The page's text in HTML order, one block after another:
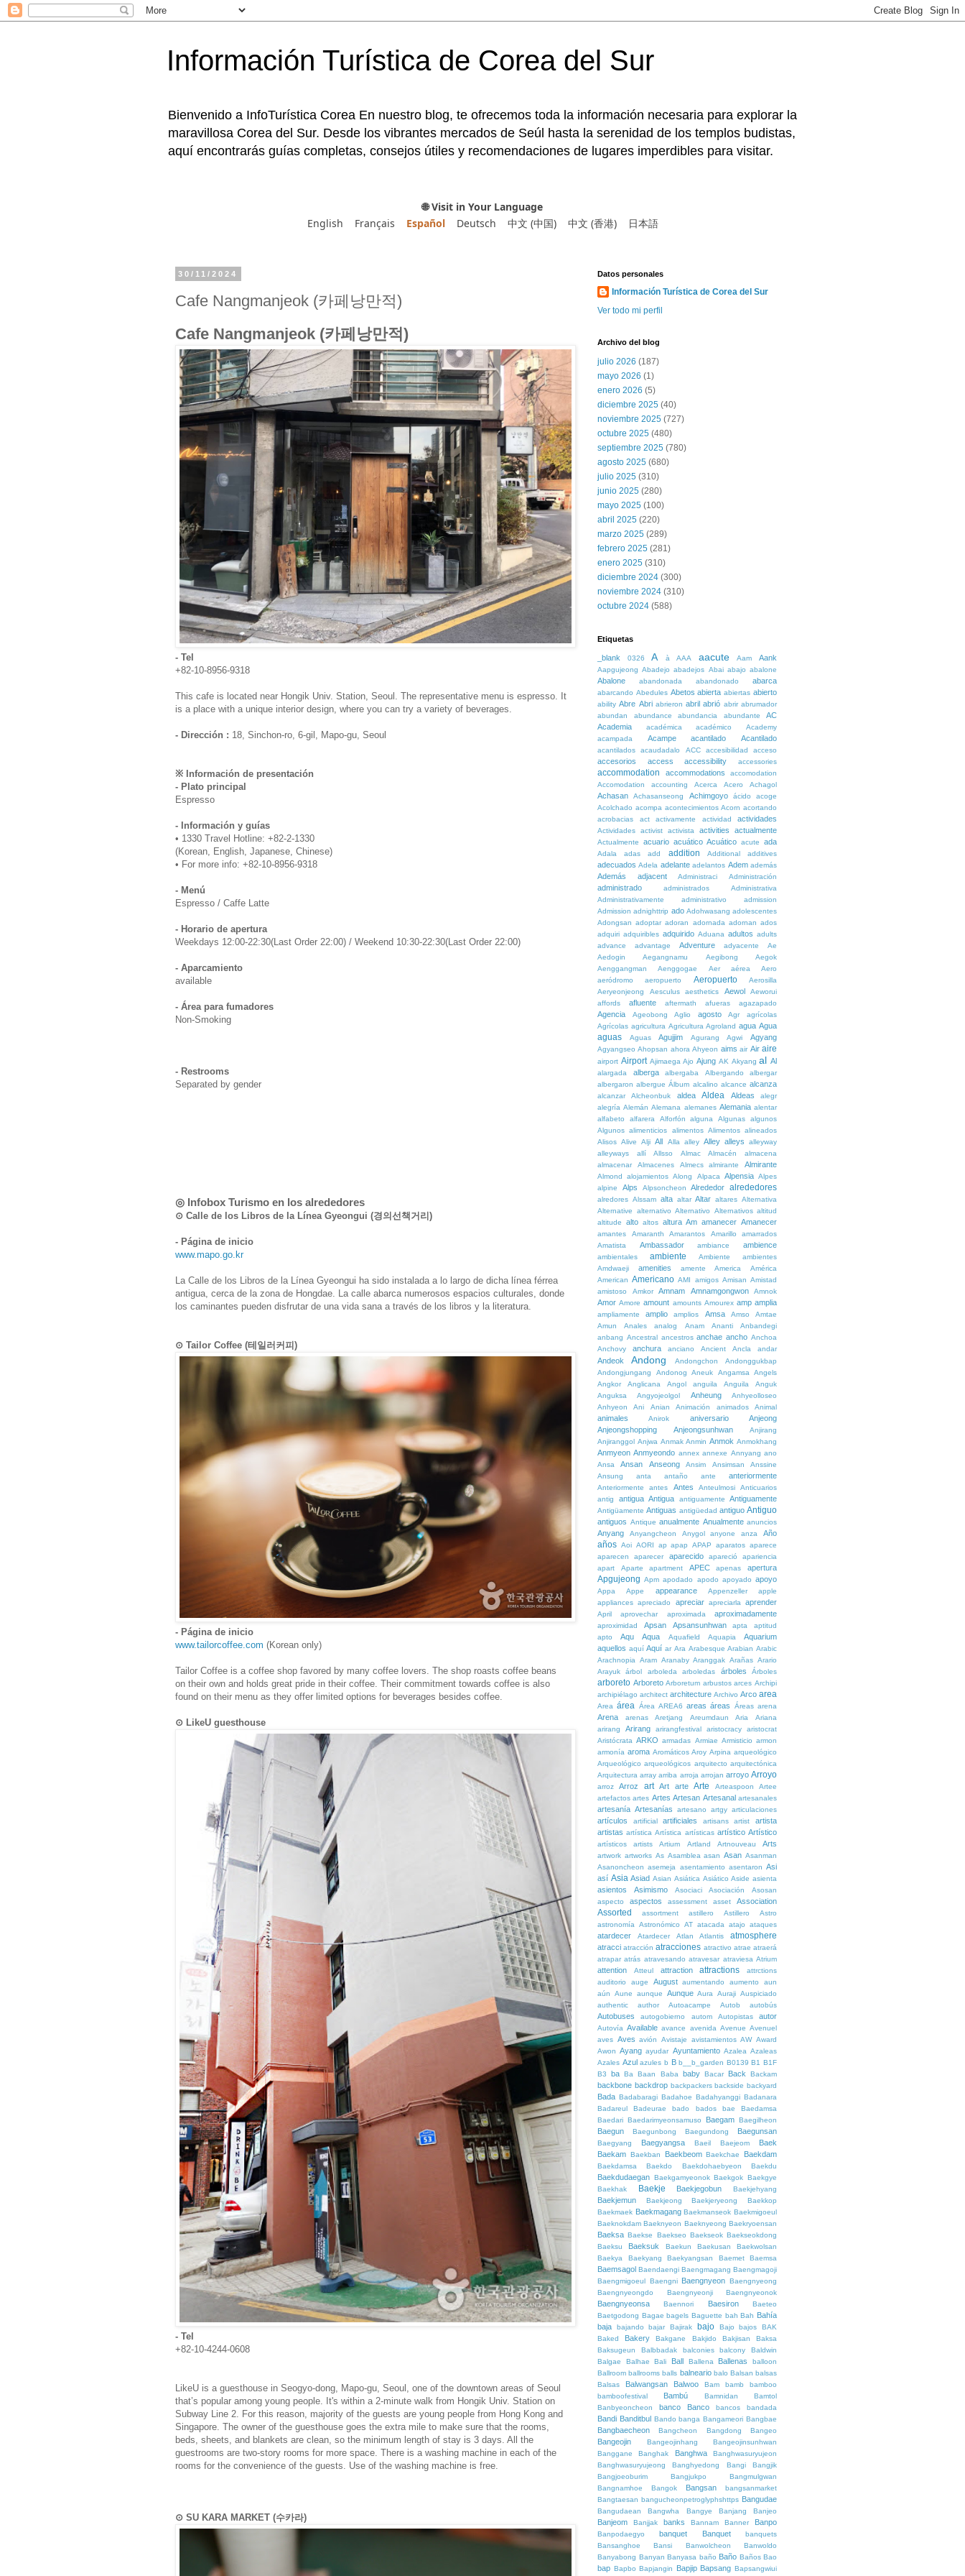
Información Turística de Corea del Sur
Bienvenido a InfoTurística Corea En nuestro blog, te ofrecemos toda la información necesaria para explorar la
maravillosa Corea del Sur. Desde los vibrantes mercados de Seúl hasta la serenidad de los templos budistas,
aquí encontrarás guías completas, consejos útiles y recomendaciones de lugares imperdibles para visitar.
🌐 Visit in Your Language
English
Français Español Deutsch 中文 (中国) 中文 (香港) 日本語
30/11/2024
Cafe Nangmanjeok (카페낭만적)
Cafe Nangmanjeok (카페낭만적)
- Tel
+82-10-8956-9318
This cafe is located near Hongik Univ. Station, Seoul. The representative menu is espresso. It
is a place with a unique interior design, where you can try a variety of beverages.
- Dirección : 18, Sinchon-ro, 6-gil, Mapo-gu, Seoul
※ Información de presentación
- Plato principal
Espresso
- Información y guías
• 1330 Travel Hotline: +82-2-1330
(Korean, English, Japanese, Chinese)
• For more info: +82-10-8956-9318
- Menú
Espresso / Caffe Latte
- Horario de apertura
Weekdays 12:00-22:30(Last Order 22:00) / Weekend 10:30-22:30(Last Order 22:00)
- Aparcamiento
available
- Área para fumadores
Non-Smoking
- Restrooms
Separated by gender
◎ Infobox Turismo en los alrededores
⊙ Calle de los Libros de la Línea Gyeongui (경의선책거리)
- Página de inicio
www.mapo.go.kr
La Calle de los Libros de la Línea Gyeongui ha sido instalada a lo largo de dicha línea férrea
antigua, cerca de la zona de Hongdae. La calle abarca numerosos espacios culturales, donde
los caminantes pueden disfrutar de una vida sana a través de los libros y la literatura.
⊙ Tailor Coffee (테일러커피)
- Página de inicio
www.tailorcoffee.com (Korean only)
Tailor Coffee is a coffee shop favored by many coffee lovers. The shop roasts coffee beans
on their own and holds great pride in their coffee. Their commitment towards coffee is also
found on their menu as they offer limited options for beverages besides coffee.
⊙ LikeU guesthouse
- Tel
+82-10-4244-0608
LikeU is a guesthouse in Seogyo-dong, Mapo-gu, Seoul, one of the downtown areas of Seoul
that’s popular among young people. It's within a 2-minute walk from Hongik Univ. Station on
Subway Line 2. For this reason, majority of the guests are young people from Hong Kong and
Singapore. The owner of the guesthouse goes the extra mile to make sure that the rooms,
beds, sheets, and blankets are clean, so the minimum length of stay is 3 days. All the
guestrooms are two-story rooms for more space. There is a washing machine in each of the
rooms for the convenience of the guests. Use of the washing machine is free.
⊙ SU KARA MARKET (수카라)
Datos personales
Información Turística de Corea del Sur
Ver todo mi perfil
Archivo del blog
julio 2026 (187)
mayo 2026 (1)
enero 2026 (5)
diciembre 2025 (40)
noviembre 2025 (727)
octubre 2025 (480)
septiembre 2025 (780)
agosto 2025 (680)
julio 2025 (310)
junio 2025 (280)
mayo 2025 (100)
abril 2025 (220)
marzo 2025 (289)
febrero 2025 (281)
enero 2025 (310)
diciembre 2024 (300)
noviembre 2024 (310)
octubre 2024 (588)
Etiquetas
_blank 0326 A à AAA aacute Aam Aank
Aapgujeong Abadejo abadejos Abai abajo abalone
Abalone abandonada abandonado abarca
abarcando Abedules Abetos abierta abiertas abierto
ability Abre Abri abrieron abril abrió abrir abrumador
abundan
abundance abundancia abundante
AC
Academia
académica académico
Academy
acampada
Acampe acantilado Acantilado
acantilados acaudadalo ACC accesibilidad acceso
accesorios access accessibility accessories
accommodation accommodations
accomodation
Accomodation
accounting Acerca Acero Achagol
Achasan Achasanseong Achimgoyo ácido
acoge
Acolchado acompa acontecimientos Acorn acortando
acrobacias
act activamente actividad actividades
Actividades activist activista activities actualmente
Actualmente acuario acuático Acuático acute ada
Adala adas add addition Additional additives
adecuados Adela adelante adelantos Adem además
Además adjacent Administraci Administración
administrado administrados
Administrativa
Administrativamente
administrativo
admission
Admission adnighttrip ado Adohwasang adolescentes
Adongsan adoptar adoran adornada adornan ados
adquiri adquiribles adquirido Aduana adultos adults
advance
advantage Adventure adyacente
Ae
Aedogin
Aegangnamu Aegibong
Aegok
Aenggangman
Aenggogae Aer aérea
Aero
aeródromo
aeropuerto Aeropuerto
Aerosilla
Aeryeonjeong
Aesculus aesthetics Aewol
Aeworui
affords
afluente aftermath afueras agazapado
Agencia Ageobong Aglio agosto Agr
agrícolas
Agrícolas agricultura Agricultura Agroland agua Agua
aguas Aguas Agujjim Agurang Agwi Agyang
Agyangseo Ahopsan ahora Ahyeon aims air Air aire
airport Airport Ajimaega Ajo Ajung AK Akyang al Al
alargada alberga albergaba Albergando
albergar
albergaron albergue Álbum alcalino alcance alcanza
alcanzar Alcheonbuk aldea Aldea Aldeas
alegr
alegría Alemán Alemana alemanes Alemania alentar
alfabeto
alfarera Alforfón alguna Algunas
algunos
Algunos alimenticios alimentos Alimentos alineados
Alisos Alive Alji All Alla alley Alley alleys
alleyway
alleyways
allí Allsso Almac Almacén
almacena
almacenar
Almacenes Almecs almirante Almirante
Almond alojamientos Along Alpaca Alpensia Alpes
alpine
Alps Alpsoncheon Alrededor alrededores
alredores Alssam alta altar Altar altares Alternativa
Alternative
alternativo Alternativo Alternativos altitud
altitude
alto altos altura Am amanecer Amanecer
amantes Amaranth Amarantos Amarillo
amarrados
Amatista
Ambassador ambiance ambience
ambientales ambiente Ambiente
ambientes
Amdwaeji
amenities amente America
América
American Americano AMI amigos Amisan Amistad
amistoso
Amkor Amnam Amnamgongwon Amnok
Amor Amore amount amounts Amourex amp amplia
ampliamente amplio amplios Amsa Amso
Amtae
Amun
Anales analog Anam Ananti
Anbandegi
anbang Ancestral ancestros anchae ancho Anchoa
Anchovy
anchura anciano Ancient Ancla andar
Andeok Andong Andongchon
Andonggukbap
Andongjungang
Andonog Aneuk Angamsa
Angels
Angkor
Anglicana Angol anguila Anguila
Anguk
Anguksa
Angyojeolgol Anheung
Anhyeolloseo
Anhyeon
Ani Anian Animación animados Animal
animales Anirok aniversario
Anjeong
Anjeongshopping
Anjeongsunhwan
Anjirang
Anjiranggol Anjwa Anmak Anmin Anmok Anmokhang
Anmyeon Anmyeondo annex annexe Annyang ano
Ansa
Ansan Anseong Ansim Ansimsan
Anssine
Ansung
anta antaño ante anteriormente
Anteriormente antes Antes Anteulmosi
Anticuarios
antig
antigua Antigua antiguamente Antiguamente
Antigüamente Antiguas antigüedad antiguo Antiguo
antiguos Antique anualmente Anualmente anuncios
Anyang Anyangcheon Anygol anyone anza Año
años Aoi AORI ap apap APAP aparatos aparece
aparecen
aparecer aparecido apareció
apariencia
apart
Aparte apartment APEC apenas apertura
Apgujeong Apm apodado apodo apoyado apoyo
Appa Appe appearance Appenzeller
apple
appliances apreciado apreciar apreciarla aprender
April aprovechar aproximada aproximadamente
aproximidad Apsan Apsansunhwan apta
aptitud
apto
Aqu Aqua Aquafield Aquapia
Aquarium
aquellos aquí Aquí ar Ara Arabesque Arabian Arabic
Arachnopia
Aram Aranaby Aranggak Arañas Arario
Arayuk
árbol arboleda arboledas árboles Árboles
arboreto Arboreto Arboretum arbustos arces Archipi
archipiélago architect architecture Archivo Arco area
Area área Área AREA6 areas áreas Áreas arena
Arena arenas Aretjang Areumdaun Aria
Ariana
arirang
Arirang arirangfestival aristocracy
aristocrat
Aristócrata ARKO armadas Armiae Armisticio armon
armonía aroma Aromáticos Aroy Arpina arqueológico
Arqueológico arqueológicos arquitecto arquitectónica
Arquitectura array arriba arroja arrojan arroyo Arroyo
arroz Arroz art Art arte Arte Arteaspoon
Artee
artefactos artes Artes Artesan Artesanal artesanales
artesanía Artesanías artesano artgy articulaciones
artículos artificial artificiales artisans artist
artista
artistas artística Artística artísticas artístico Artístico
artísticos artists Artium Artland Artnouveau Arts
artwork artworks As Asamblea asan Asan Asanman
Asanoncheon asemeja asentamiento asentaron Asi
así Asia Asiad Asian Asiática Asiático Aside asienta
asientos Asimismo Asociaci Asociación
Asosan
aspecto
aspectos assessment asset Association
Assorted assortment astillero Astillero
Astro
astronomía
Astronómico AT atacada atajo ataques
atardecer Atardecer Atlan Atlantis atmosphere
atracci atracción atracciones atractivo atrae atraerá
atrapar atrás atravesando atravesar atraviesa Atrium
attention Atteul attraction attractions
attrctions
auditorio
auge August aumentando aumento
aun
aún
Aune aunque Aunque Aura Auraji Auspiciado
authentic
author Autoacampe Autob autobús
Autobuses autogobierno autom Autopistas autor
Autovía Available avance avenida Avenue Avenuel
aves Aves avión Avistaje avistamientos AW Award
Awon Ayang ayudar Ayuntamiento Azalea Azaleas
Azales Azul azules b B b__b_garden B0139 B1 B1F
B3
ba Ba Baan Baba baby Bacar Back Backam
backbone backdrop backpackers backside backyard
Bada Badabaragi Badahoe Badahyanggi Badanara
Badareul
Badeurae bado bados bae
Baedamsa
Baedari Baedarimyeonsamuso Baegam Baegilheon
Baegun Baegunbong Baegundong Baegunsan
Baegyang Baegyangsa Baeil Baejeom
Baek
Baekam Baekban Baekbeom Baekchae Baekdam
Baekdamsa Baekdo Baekdohaebyeon Baekdu
Baekdudaegan Baekgamyeonok Baekgok Baekgye
Baekhak
Baekje Baekjegobun Baekjehyang
Baekjemun Baekjeong Baekjeryeong
Baekkop
Baekmaek Baekmagang Baekmanseok Baekmigoeul
Baeknokdam Baeknyeon Baeknyeong Baekryoensan
Baeksa Baekse Baekseo Baekseok Baekseokdong
Baeksu
Baeksuk Baekun Baekusan
Baekwolsan
Baekya
Baekyang Baekyangsan Baemet Baemsa
Baemsagol Baendaengi Baengmagang Baengmagoji
Baengmigoeul Baengni Baengnyeon Baengnyeong
Baengnyeongdo
Baengnyeonji Baengnyeonok
Baengnyeonsa Baennori Baesiron
Baeteo
Baetgodong Bagae bagels Baguette bah Bah Bahía
baja
bajando bajar Bajirak bajo Bajo bajos
BAK
Baked
Bakery Bakgane Bakjido Bakjisan
Baksa
Baksugeun
Balbbadak balconies balcony
Baldwin
Balgae
Balhae Bali Ball Ballena Ballenas
balloon
Ballroom ballrooms balls balneario balo Balsan balsas
Balsas
Balwangsan Balwoo Bam bamb
bamboo
bamboofestival
Bambú Bamnidan
Bamtol
Banbyeoncheon
banco Banco bancos bandada
Bandi Banditbul Bando banga Bangameori Bangbae
Bangbaecheon Bangcheon Bangdong Bangeo
Bangeojin Bangeojinhang
Bangeojinsunhwan
Banggane
Banghak Banghwa
Banghwasuryujeon
Banghwasuryujeong
Banghyedong Bangi
Bangjik
Bangjoeoburim
Bangjukpo
Bangmulgwan
Bangnamhoe
Bangok Bangsan
bangsanmarket
Bangtaesan bangucheonpetroglyphshttps Bangudae
Bangudaean Bangwha Bangye Banjang Banjeo
Banjeom Banjjak banks Bannam Banner Banpo
Banpodaegyo banquet Banquet
banquets
Bansanghoe
Bansi Banwolcheon
Banwoldo
Banyabong Banyan Banyasa baño Baño Baños Bao
bap Bapbo Bapjangin Bapjip Bapsang Bapsangwiui